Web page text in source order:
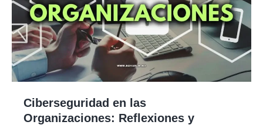
Ciberseguridad en las
Organizaciones: Reflexiones y